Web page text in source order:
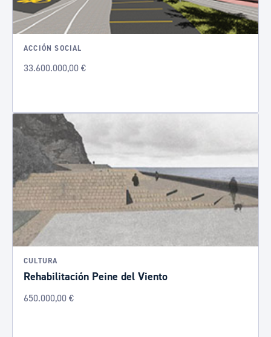
ACCIÓN SOCIAL
33.600.000,00 €
CULTURA
Rehabilitación Peine del Viento
650.000,00 €